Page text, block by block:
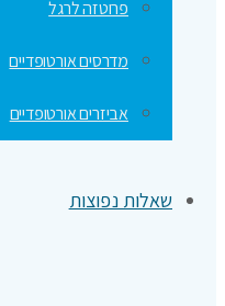
פרוטזה לרגל
מדרסים אורטופדיים
אביזרים אורטופדיים
שאלות נפוצות